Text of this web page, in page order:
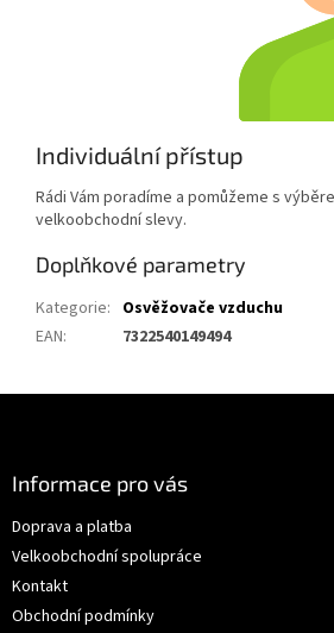
Individuální přístup
Rádi Vám poradíme a pomůžeme s
velkoobchodní slevy.
Doplňkové parametry
Kategorie: Osvěžovače vzduchu
EAN: 7322540149494
Informace pro vás
Doprava a platba
Velkoobchodní spolupráce
Kontakt
Obchodní podmínky